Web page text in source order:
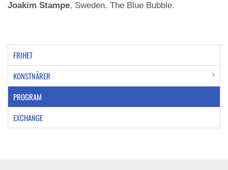
Joakim Stampe, Sweden. The Blue Bubble.
FRIHET
KONSTNÄRER
PROGRAM
EXCHANGE